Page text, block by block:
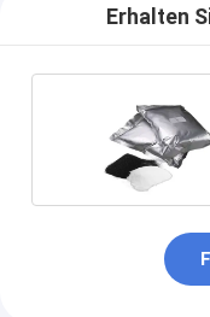
Erhalten